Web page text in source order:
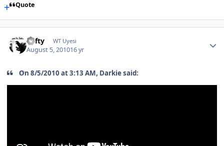
Quote
Lofty WT Uyesi
August 5, 201016 yr
On 8/5/2010 at 3:13 AM, Darkie said: